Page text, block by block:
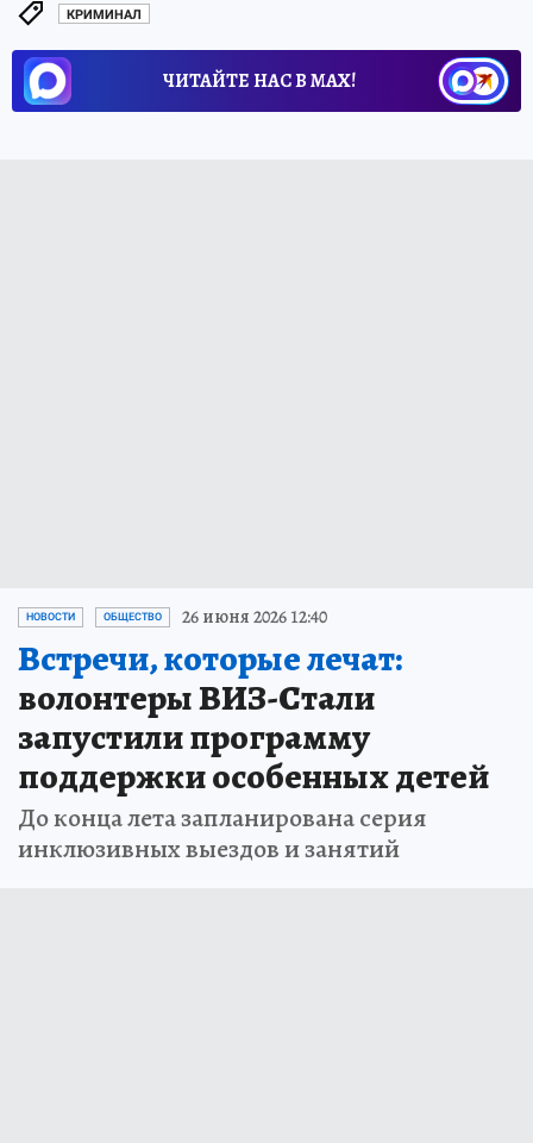
КРИМИНАЛ
ЧИТАЙТЕ НАС В МАХ!
НОВОСТИ ОБЩЕСТВО 26 июня 2026 12:40
Встречи, которые лечат:
волонтеры ВИЗ-Стали
запустили программу
поддержки особенных детей
До конца лета запланирована серия
инклюзивных выездов и занятий